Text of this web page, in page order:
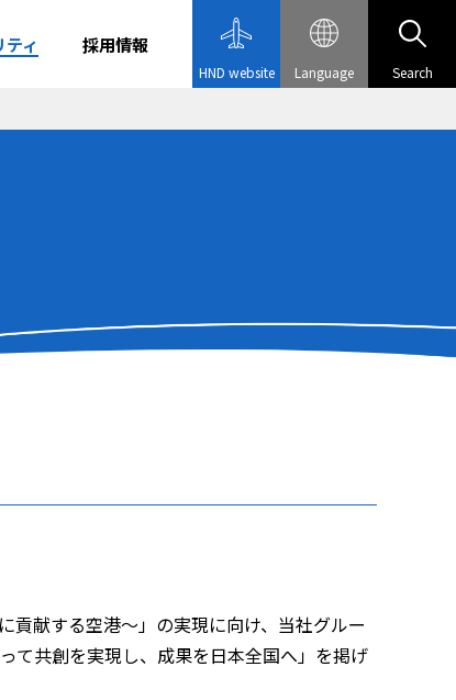
ティ基本
役員一覧
株式情報
ティ
環境（Environment）
ス組入
採用情報
HND website Language
Search
献する空港～」の実現に向け、当社グルー
て共創を実現し、成果を日本全国へ」を掲げ